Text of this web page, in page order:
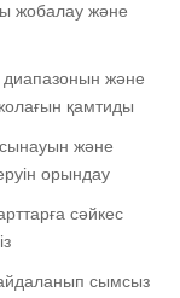
жобалау және
диапазонын және
қамтиды
сынауын және
орындау
сәйкес
сымсыз